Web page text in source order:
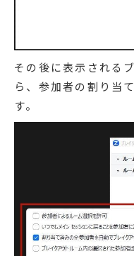
その後に表示される
ら、参加者の割り当
す。